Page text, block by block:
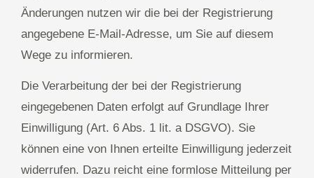
Änderungen nutzen wir die bei der Registrierung
angegebene E-Mail-Adresse, um Sie auf diesem
Wege zu informieren.
Die Verarbeitung der bei der Registrierung
eingegebenen Daten erfolgt auf Grundlage Ihrer
Einwilligung (Art. 6 Abs. 1 lit. a DSGVO). Sie
können eine von Ihnen erteilte Einwilligung jederzeit
widerrufen. Dazu reicht eine formlose Mitteilung per